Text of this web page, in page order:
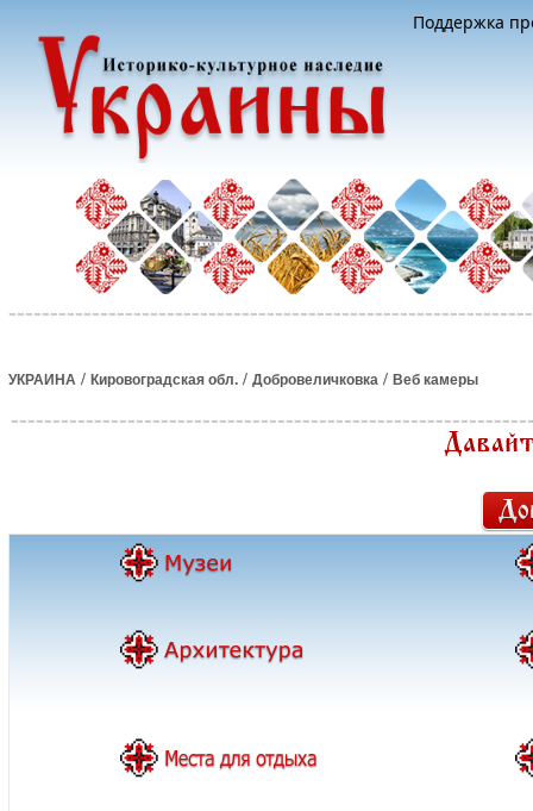
Поддержка
УКРАИНА / Кировоградская обл. / Добровеличковка / Веб камеры